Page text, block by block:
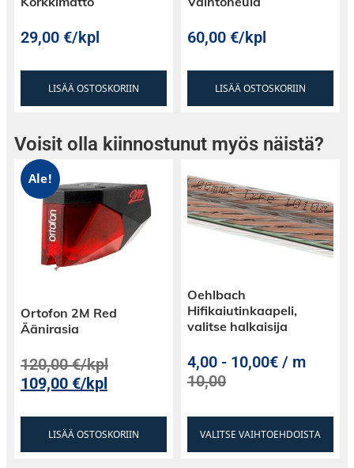
suhtautumistasi musiikin tekemiseen.
29,00€/kpl
LISÄÄ OSTOSKORIIN
60,00€/kpl
LISÄÄ OSTOSKORIIN
Voisit olla kiinnostunut myös näistä?
Ale!
Ortofon 2M Red
Äänirasia
120,00€/kpl
109,00€/kpl
LISÄÄ OSTOSKORIIN
Oehlbach
Hifikaiutinkaapeli,
valitse halkaisija
4,00 - 10,00€ / m
10,00
VALITSE VAIHTOEHDOISTA